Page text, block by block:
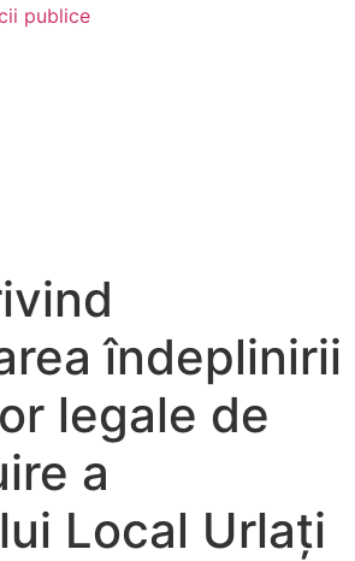
publice
îndeplinirii
legale de
a
Local Urlați